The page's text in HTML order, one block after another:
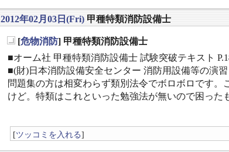
2012年02月03日(Fri) 甲種特類消防設備士
[危物消防] 甲種特類消防設備士
■オーム社 甲種特類消防設備士 試験突破テキスト
■(財)日本消防設備安全センター 消防用設備等の演習
問題集の方は相変わらず類別法令でボロボロです
けど。特類はこれといった勉強法が無いので困った
[ツッコミを入れる]